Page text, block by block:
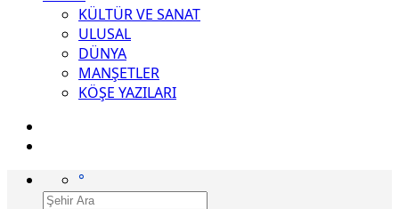
KÜLTÜR VE SANAT
ULUSAL
DÜNYA
MANŞETLER
KÖŞE YAZILARI
°